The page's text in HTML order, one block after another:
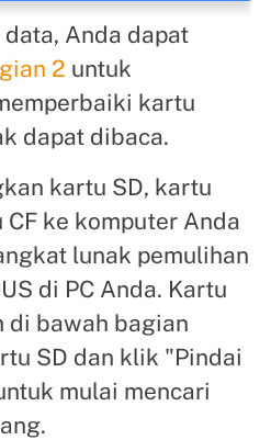
Anda dapat
2 untuk
kartu
dapat dibaca.
kartu SD, kartu
ke komputer Anda
lunak pemulihan
di PC Anda. Kartu
di bawah bagian
SD dan klik "Pindai
mulai mencari